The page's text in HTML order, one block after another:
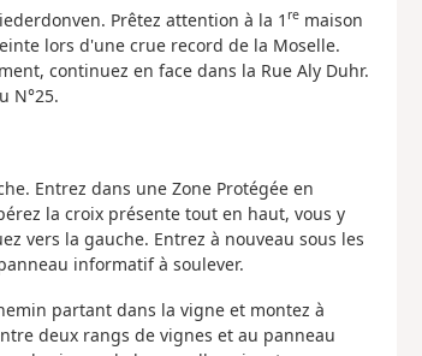
Prêtez attention à la 1 remaison
lors d'une crue record de la Moselle.
continuez en face dans la Rue Aly Duhr.
N°25.
Entrez dans une Zone Protégée en
la croix présente tout en haut, vous y
vers la gauche. Entrez à nouveau sous les
informatif à soulever.
partant dans la vigne et montez à
deux rangs de vignes et au panneau